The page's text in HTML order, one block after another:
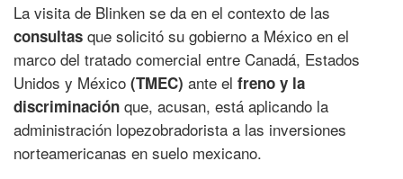
La visita de Blinken se da en el contexto de las
consultas que solicitó su gobierno a México en el
marco del tratado comercial entre Canadá, Estados
Unidos y México (TMEC) ante el freno y la
discriminación que, acusan, está aplicando la
administración lopezobradorista a las inversiones
norteamericanas en suelo mexicano.